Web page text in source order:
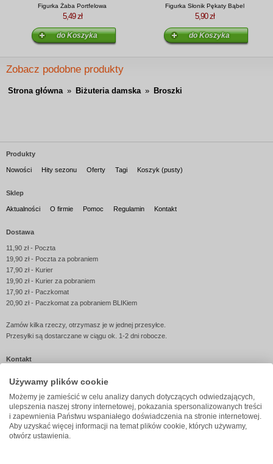
Figurka Żaba Portfelowa
5,49 zł
Figurka Słonik Pękaty Bąbel
5,90 zł
Zobacz podobne produkty
Strona główna » Biżuteria damska » Broszki
Produkty
Nowości Hity sezonu Oferty Tagi Koszyk (pusty)
Sklep
Aktualności O firmie Pomoc Regulamin Kontakt
Dostawa
11,90 zł - Poczta
19,90 zł - Poczta za pobraniem
17,90 zł - Kurier
19,90 zł - Kurier za pobraniem
17,90 zł - Paczkomat
20,90 zł - Paczkomat za pobraniem BLIKiem
Zamów kilka rzeczy, otrzymasz je w jednej przesyłce.
Przesyłki są dostarczane w ciągu ok. 1-2 dni robocze.
Kontakt
E-mail:sklep@jubileo.pl Formularz kontaktowy
Liczba osób w sklepie: 87 | © 2005-2026 SklepJubileo.pl
Używamy plików cookie
Możemy je zamieścić w celu analizy danych dotyczących odwiedzających,
ulepszenia naszej strony internetowej, pokazania spersonalizowanych treści
i zapewnienia Państwu wspaniałego doświadczenia na stronie internetowej.
Aby uzyskać więcej informacji na temat plików cookie, których używamy,
otwórz ustawienia.